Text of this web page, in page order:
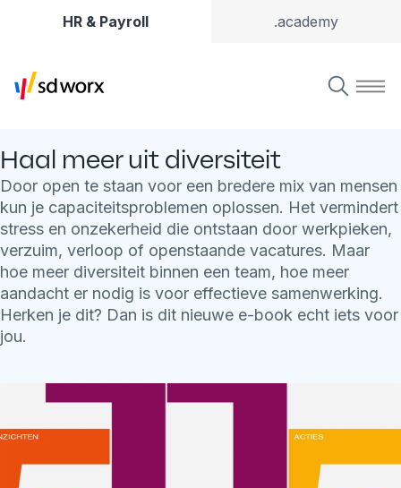
HR & Payroll .academy
Haal meer uit diversiteit
Door open te staan voor een bredere mix van mensen
kun je capaciteitsproblemen oplossen. Het vermindert
stress en onzekerheid die ontstaan door werkpieken,
verzuim, verloop of openstaande vacatures. Maar
hoe meer diversiteit binnen een team, hoe meer
aandacht er nodig is voor effectieve samenwerking.
Herken je dit? Dan is dit nieuwe e-book echt iets voor
jou.